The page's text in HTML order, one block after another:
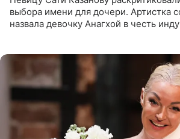
выбора имени для дочери. Артистка
назвала девочку Анагхой в честь